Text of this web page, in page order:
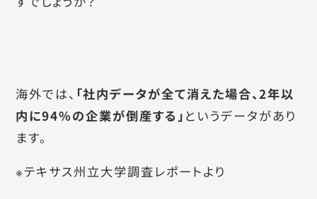
海外では、 「社内データが全て消えた場合、2年以
内に94%の企業が倒産する」 というデータがあり
ます。
※テキサス州立大学調査レポートより